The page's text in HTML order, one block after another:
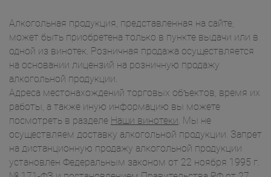
Алкогольная продукция, представленная на сайте,
может быть приобретена только в пункте выдачи или в
одной из винотек. Розничная продажа осуществляется
на основании лицензий на розничную продажу
алкогольной продукции.
Адреса местонахождений торговых объектов, время их
работы, а также иную информацию вы можете
посмотреть в разделе Наши винотеки. Мы не
осуществляем доставку алкогольной продукции. Запрет
на дистанционную продажу алкогольной продукции
установлен Федеральным законом от 22 ноября 1995 г.